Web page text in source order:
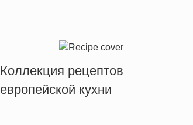
Коллекция рецептов
европейской кухни